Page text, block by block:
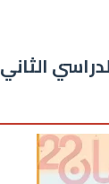
الثاني